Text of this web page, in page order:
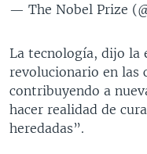
— The Nobel Prize
La tecnología, dijo la
revolucionario en las
contribuyendo a
hacer realidad de
heredadas”.